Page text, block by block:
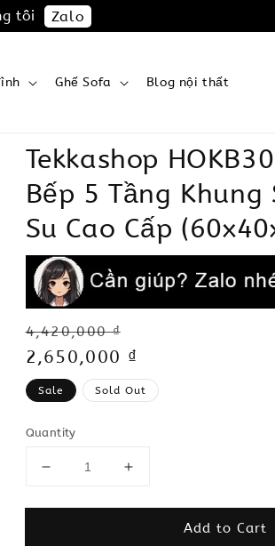
tôi Zalo
Ghế Sofa Blog nội thất
Tekkashop
Bếp 5 Tầng Khung
Su Cao Cấp
Regular
price
4,420,000 ₫
Sale
price
2,650,000 ₫
Sale Sold Out
Quantity
Add to Cart